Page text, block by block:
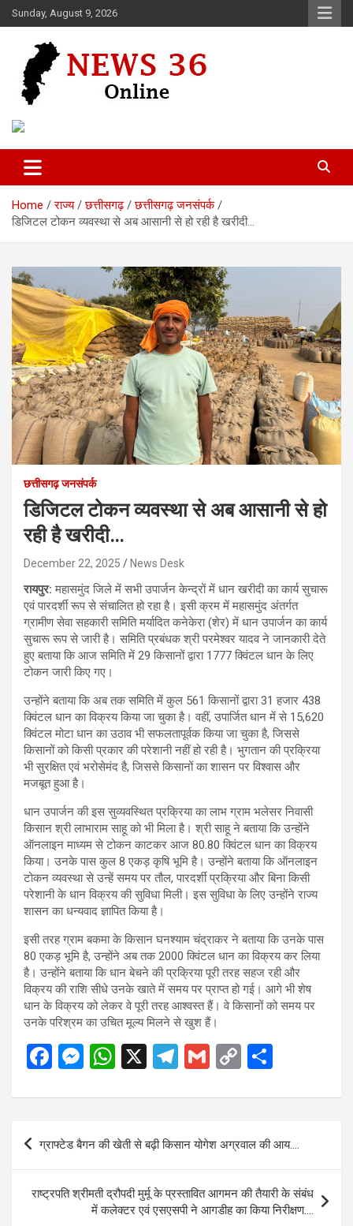
Skip
to
Sunday, August 9, 2026
News 36
Home राज्य छत्तीसगढ़
छत्तीसगढ़ जनसंपर्क
डिजिटल टोकन व्यवस्था से अब आसानी से हो रही है खरीदी…
छत्तीसगढ़ जनसंपर्क
डिजिटल टोकन व्यवस्था से अब आसानी से हो
रही है खरीदी…
December 22, 2025 News Desk
रायपुर:महासमुंद जिले में सभी उपार्जन केन्द्रों में धान खरीदी का कार्य सुचारू
एवं पारदर्शी रूप से संचालित हो रहा है। इसी क्रम में महासमुंद अंतर्गत
ग्रामीण सेवा सहकारी समिति मर्यादित कनेकेरा (शेर) में धान उपार्जन का कार्य
सुचारू रूप से जारी है। समिति प्रबंधक श्री परमेश्वर यादव ने जानकारी देते
हुए बताया कि आज समिति में 29 किसानों द्वारा 1777 क्विंटल धान के लिए
टोकन जारी किए गए।
उन्होंने बताया कि अब तक समिति में कुल 561 किसानों द्वारा 31 हजार 438
क्विंटल धान का विक्रय किया जा चुका है। वहीं, उपार्जित धान में से 15,620
क्विंटल मोटा धान का उठाव भी सफलतापूर्वक किया जा चुका है, जिससे
किसानों को किसी प्रकार की परेशानी नहीं हो रही है। भुगतान की प्रक्रिया
भी सुरक्षित एवं भरोसेमंद है, जिससे किसानों का शासन पर विश्वास और
मजबूत हुआ है।
धान उपार्जन की इस सुव्यवस्थित प्रक्रिया का लाभ ग्राम भलेसर निवासी
किसान श्री लाभाराम साहू को भी मिला है। श्री साहू ने बताया कि उन्होंने
ऑनलाइन माध्यम से टोकन काटकर आज 80.80 क्विंटल धान का विक्रय
किया। उनके पास कुल 8 एकड़ कृषि भूमि है। उन्होंने बताया कि ऑनलाइन
टोकन व्यवस्था से उन्हें समय पर तौल, पारदर्शी प्रक्रिया और बिना किसी
परेशानी के धान विक्रय की सुविधा मिली। इस सुविधा के लिए उन्होंने राज्य
शासन का धन्यवाद ज्ञापित किया है।
इसी तरह ग्राम बकमा के किसान घनश्याम चंद्राकर ने बताया कि उनके पास
80 एकड़ भूमि है, उन्होंने अब तक 2000 क्विंटल धान का विक्रय कर लिया
है। उन्होंने बताया कि धान बेचने की प्रक्रिया पूरी तरह सहज रही और
विक्रय की राशि सीधे उनके खाते में समय पर प्राप्त हो गई। आगे भी शेष
धान के विक्रय को लेकर वे पूरी तरह आश्वस्त हैं। वे किसानों को समय पर
उनके परिश्रम का उचित मूल्य मिलने से खुश हैं।
F
ce
b
o
o
k
M
se
g
er
W
at
s
A
p
p
X
T
e
gr
a
m
G
ail
C
py
n
k
ar
Post
navigation
ग्राफ्टेड बैगन की खेती से बढ़ी किसान योगेश अग्रवाल की आय….
राष्ट्रपति श्रीमती द्रौपदी मुर्मू के प्रस्तावित आगमन की तैयारी के संबंध
में कलेक्टर एवं एसएसपी ने आगडीह का किया निरीक्षण….